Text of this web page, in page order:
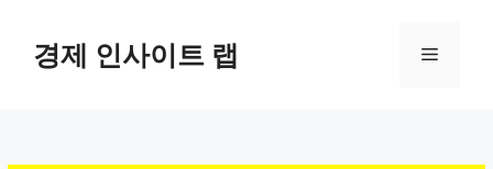
경제 인사이트 랩 메